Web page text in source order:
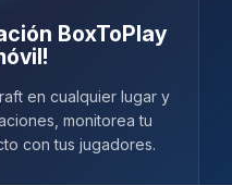
BoxToPlay
en cualquier lugar y
monitorea tu
con tus jugadores.